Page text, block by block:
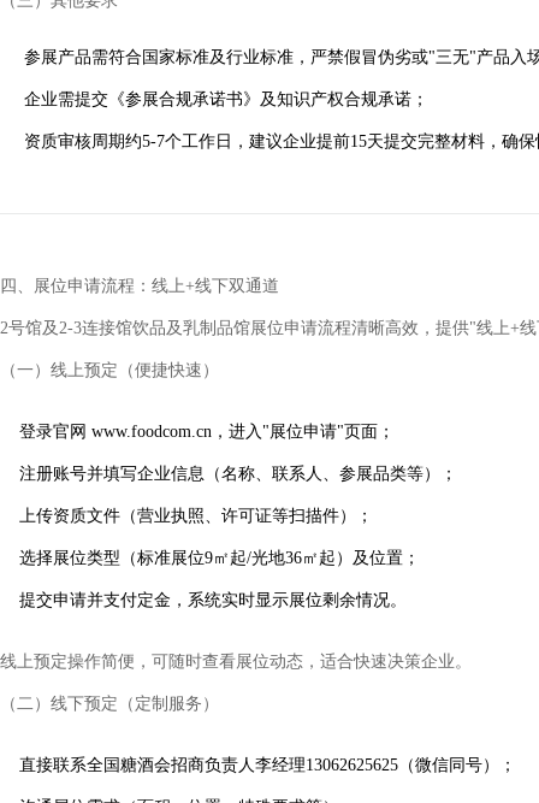
参展产品需符合国家标准及行业标准，严禁假冒伪劣或"三无"产品入
企业需提交《参展合规承诺书》及知识产权合规承诺；
资质审核周期约5-7个工作日，建议企业提前15天提交完整材料，确
四、展位申请流程：线上+线下双通道
2号馆及2-3连接馆饮品及乳制品馆展位申请流程清晰高效，提供"线上+
（一）线上预定（便捷快速）
登录官网 www.foodcom.cn，进入"展位申请"页面；
注册账号并填写企业信息（名称、联系人、参展品类等）；
上传资质文件（营业执照、许可证等扫描件）；
选择展位类型（标准展位9㎡起/光地36㎡起）及位置；
提交申请并支付定金，系统实时显示展位剩余情况。
线上预定操作简便，可随时查看展位动态，适合快速决策企业。
（二）线下预定（定制服务）
直接联系全国糖酒会招商负责人李经理13062625625（微信同号）；